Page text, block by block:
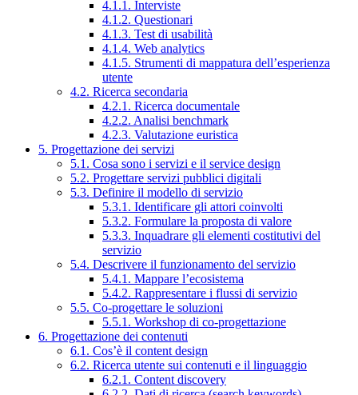
4.1.1. Interviste
4.1.2. Questionari
4.1.3. Test di usabilità
4.1.4. Web analytics
4.1.5. Strumenti di mappatura dell’esperienza
utente
4.2. Ricerca secondaria
4.2.1. Ricerca documentale
4.2.2. Analisi benchmark
4.2.3. Valutazione euristica
5. Progettazione dei servizi
5.1. Cosa sono i servizi e il service design
5.2. Progettare servizi pubblici digitali
5.3. Definire il modello di servizio
5.3.1. Identificare gli attori coinvolti
5.3.2. Formulare la proposta di valore
5.3.3. Inquadrare gli elementi costitutivi del
servizio
5.4. Descrivere il funzionamento del servizio
5.4.1. Mappare l’ecosistema
5.4.2. Rappresentare i flussi di servizio
5.5. Co-progettare le soluzioni
5.5.1. Workshop di co-progettazione
6. Progettazione dei contenuti
6.1. Cos’è il content design
6.2. Ricerca utente sui contenuti e il linguaggio
6.2.1. Content discovery